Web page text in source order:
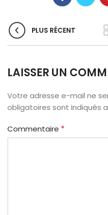
PLUS RÉCENT
LAISSER UN
Votre adresse e-mail ne
obligatoires sont indiqués
Commentaire *